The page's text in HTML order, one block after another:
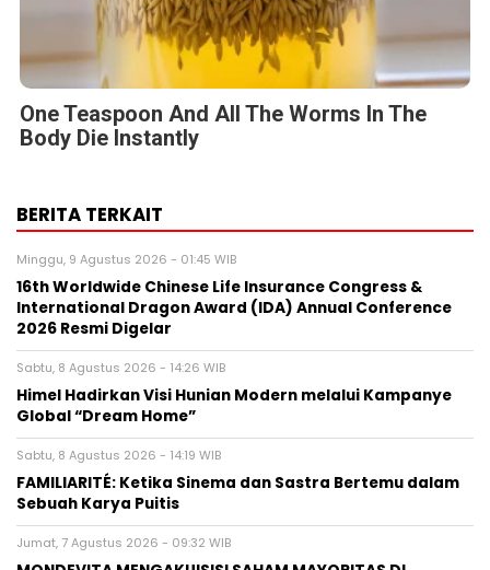
One Teaspoon And All The Worms In The
Body Die Instantly
BERITA TERKAIT
Minggu, 9 Agustus 2026 - 01:45 WIB
16th Worldwide Chinese Life Insurance Congress &
International Dragon Award (IDA) Annual Conference
2026 Resmi Digelar
Sabtu, 8 Agustus 2026 - 14:26 WIB
Himel Hadirkan Visi Hunian Modern melalui Kampanye
Global “Dream Home”
Sabtu, 8 Agustus 2026 - 14:19 WIB
FAMILIARITÉ: Ketika Sinema dan Sastra Bertemu dalam
Sebuah Karya Puitis
Jumat, 7 Agustus 2026 - 09:32 WIB